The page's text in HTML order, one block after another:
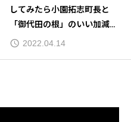
訳は大嘘！小園拓志町長の新
たな名称は「ブーメラン小
園」2022.10.25